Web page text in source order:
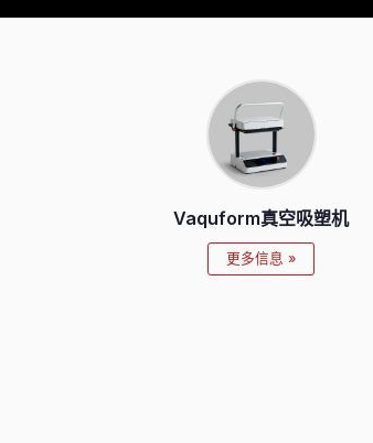
Vaquform真空吸塑机
更多信息 »